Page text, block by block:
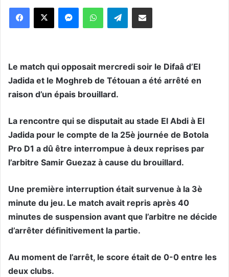
WhatsApp Telegram
Le match qui opposait mercredi soir le Difaâ d’El
Jadida et le Moghreb de Tétouan a été arrêté en
raison d’un épais brouillard.
La rencontre qui se disputait au stade El Abdi à El
Jadida pour le compte de la 25è journée de Botola
Pro D1 a dû être interrompue à deux reprises par
l’arbitre Samir Guezaz à cause du brouillard.
Une première interruption était survenue à la 3è
minute du jeu. Le match avait repris après 40
minutes de suspension avant que l’arbitre ne décide
d’arrêter définitivement la partie.
Au moment de l’arrêt, le score était de 0-0 entre les
deux clubs.